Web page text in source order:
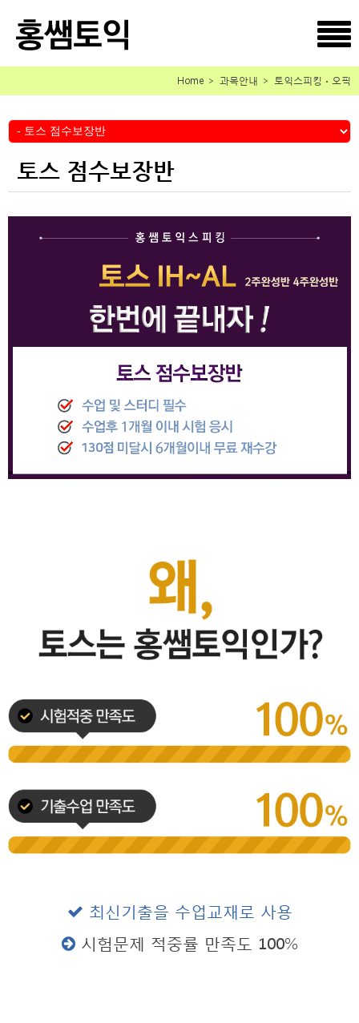
Home ＞ 과목안내 ＞ 토익스피킹ㆍ오픽
최신기출을 수업교재로 사용
시험문제 적중률 만족도 100%